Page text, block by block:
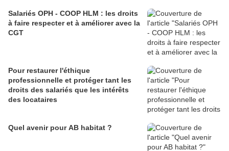
Salariés OPH - COOP HLM : les droits
à faire respecter et à améliorer avec la
CGT
Pour restaurer l'éthique
professionnelle et protéger tant les
droits des salariés que les intérêts
des locataires
Quel avenir pour AB habitat ?